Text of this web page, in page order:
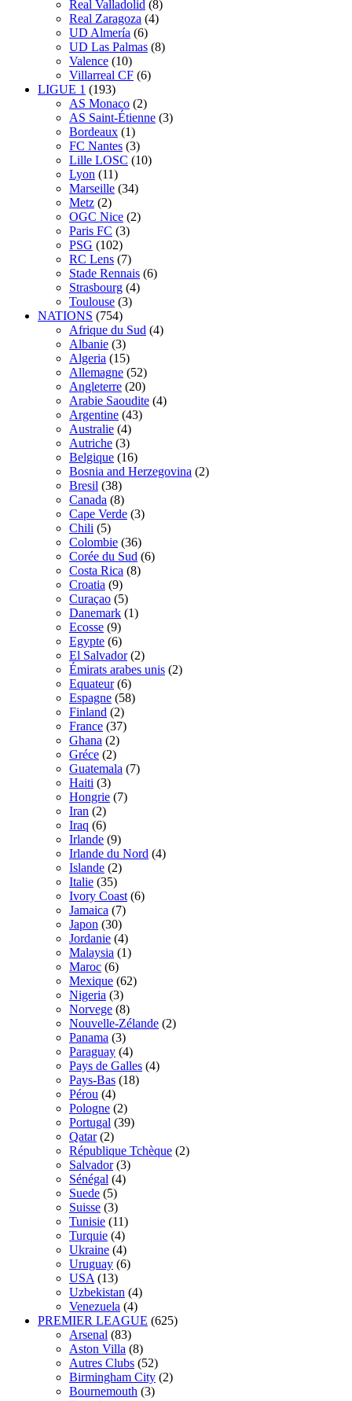
Real Valladolid (8)
Real Zaragoza (4)
UD Almería (6)
UD Las Palmas (8)
Valence (10)
Villarreal CF (6)
LIGUE 1 (193)
AS Monaco (2)
AS Saint-Étienne (3)
Bordeaux (1)
FC Nantes (3)
Lille LOSC (10)
Lyon (11)
Marseille (34)
Metz (2)
OGC Nice (2)
Paris FC (3)
PSG (102)
RC Lens (7)
Stade Rennais (6)
Strasbourg (4)
Toulouse (3)
NATIONS (754)
Afrique du Sud (4)
Albanie (3)
Algeria (15)
Allemagne (52)
Angleterre (20)
Arabie Saoudite (4)
Argentine (43)
Australie (4)
Autriche (3)
Belgique (16)
Bosnia and Herzegovina (2)
Bresil (38)
Canada (8)
Cape Verde (3)
Chili (5)
Colombie (36)
Corée du Sud (6)
Costa Rica (8)
Croatia (9)
Curaçao (5)
Danemark (1)
Ecosse (9)
Egypte (6)
El Salvador (2)
Émirats arabes unis (2)
Equateur (6)
Espagne (58)
Finland (2)
France (37)
Ghana (2)
Gréce (2)
Guatemala (7)
Haiti (3)
Hongrie (7)
Iran (2)
Iraq (6)
Irlande (9)
Irlande du Nord (4)
Islande (2)
Italie (35)
Ivory Coast (6)
Jamaica (7)
Japon (30)
Jordanie (4)
Malaysia (1)
Maroc (6)
Mexique (62)
Nigeria (3)
Norvege (8)
Nouvelle-Zélande (2)
Panama (3)
Paraguay (4)
Pays de Galles (4)
Pays-Bas (18)
Pérou (4)
Pologne (2)
Portugal (39)
Qatar (2)
République Tchèque (2)
Salvador (3)
Sénégal (4)
Suede (5)
Suisse (3)
Tunisie (11)
Turquie (4)
Ukraine (4)
Uruguay (6)
USA (13)
Uzbekistan (4)
Venezuela (4)
PREMIER LEAGUE (625)
Arsenal (83)
Aston Villa (8)
Autres Clubs (52)
Birmingham City (2)
Bournemouth (3)